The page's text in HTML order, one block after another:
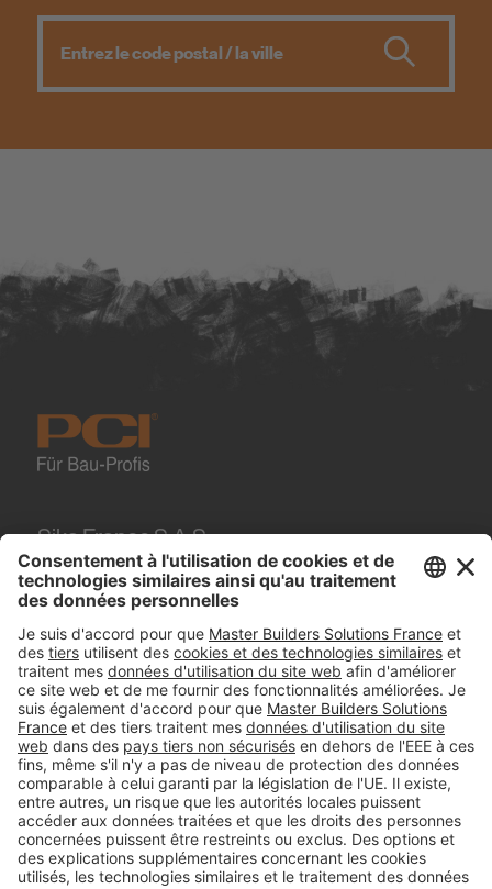
Sika France S.A.S.
84, rue Edouard Vaillant
93350Le Bourget
Tel. 01 49 92 80 00
#PCI